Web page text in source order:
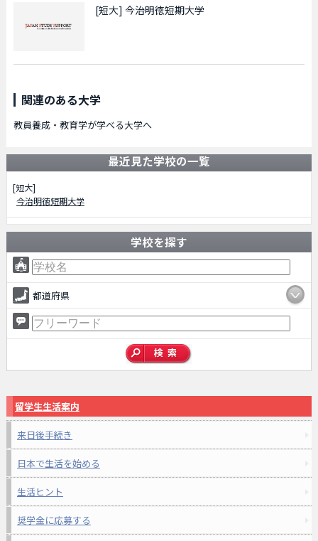
[短大] 今治明徳短期大学
関連のある大学
教員養成・教育学が学べる大学へ
最近見た学校の一覧
[短大]
今治明徳短期大学
学校を探す
都道府県
留学生生活案内
来日後手続き
日本で生活を始める
生活ヒント
奨学金に応募する